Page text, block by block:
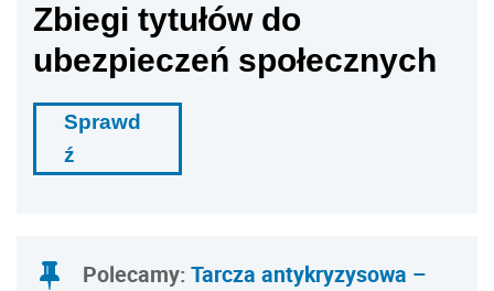
Zbiegi tytułów do
ubezpieczeń społecznych
Sprawd
ź
Polecamy: Tarcza antykryzysowa –